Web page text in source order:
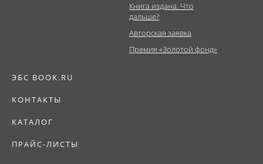
Книга издана. Что
дальше?
Авторская заявка
Премия «Золотой фонд»
ЭБС BOOK.RU
КОНТАКТЫ
КАТАЛОГ
ПРАЙС-ЛИСТЫ